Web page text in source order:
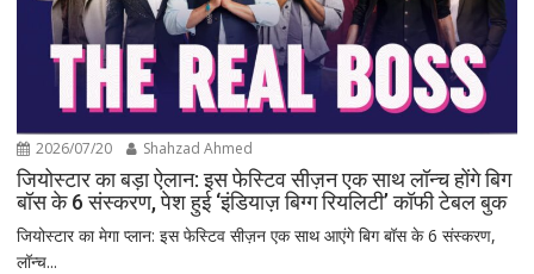
2026/07/20 Shahzad Ahmed
जियोस्टार का बड़ा ऐलान: इस फेस्टिव सीज़न एक साथ लॉन्च होंगे बिग
बॉस के 6 संस्करण, पेश हुई ‘इंडियाज़ बिग्ग रियलिटी’ कॉफी टेबल बुक
जियोस्टार का मेगा प्लान: इस फेस्टिव सीज़न एक साथ आएंगे बिग बॉस के 6 संस्करण,
लॉन्च...